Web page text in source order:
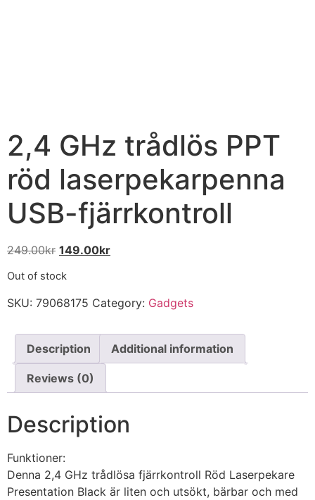
2,4 GHz trådlös PPT
röd laserpekarpenna
USB-fjärrkontroll
249.00kr 149.00kr
Out of stock
SKU: 79068175 Category: Gadgets
Description Additional information
Reviews (0)
Description
Funktioner:
Denna 2,4 GHz trådlösa fjärrkontroll Röd Laserpekare
Presentation Black är liten och utsökt, bärbar och med